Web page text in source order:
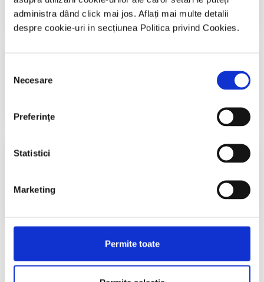
administra dând click mai jos. Aflați mai multe detalii
despre cookie-uri in secțiunea Politica privind Cookies.
consimțământului
Necesare
Preferinţe
Statistici
Marketing
Permite toate
Diplome CND 2026